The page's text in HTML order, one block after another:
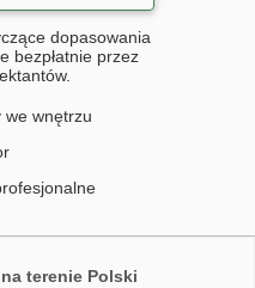
dopasowania
bezpłatnie przez
we wnętrzu
terenie Polski